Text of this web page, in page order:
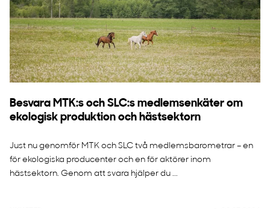
Besvara MTK:s och SLC:s medlemsenkäter om
ekologisk produktion och hästsektorn
Just nu genomför MTK och SLC två medlemsbarometrar – en
för ekologiska producenter och en för aktörer inom
hästsektorn. Genom att svara hjälper du ...